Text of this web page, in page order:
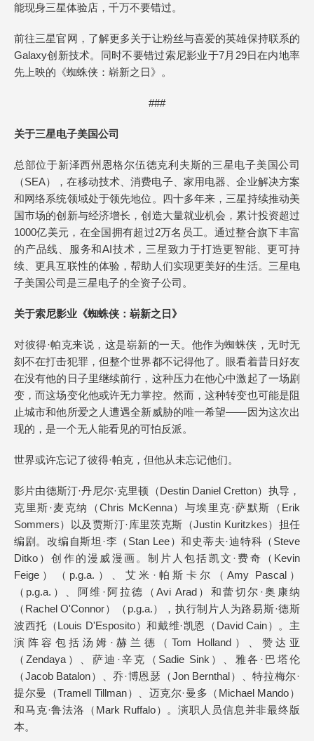
能现身三星体验店，千万不要错过。
前往三星官网，了解更多关于让粉丝与喜爱的英雄保持联系的
Galaxy创新技术。同时不要错过索尼影业于7月29日在内地率
先上映的《蜘蛛侠：崭新之日》。
###
关于三星电子美国公司
总部位于新泽西州恩格尔伍德克利夫斯的三星电子美国公司
（SEA），在移动技术、消费电子、家用电器、企业解决方案
和网络系统领域处于领先地位。四十多年来，三星持续推动美
国市场的创新与经济增长，创造大量就业机会，累计投资超过
1000亿美元，在全国拥有超过2万名员工。通过整合旗下丰富
的产品线、服务和AI技术，三星致力于打造更智能、更可持
续、更具互联性的体验，帮助人们实现更美好的生活。三星电
子美国公司是三星电子的全资子公司。
关于索尼影业 《蜘蛛侠 ： 崭新之日 》
对彼得·帕克来说，这是崭新的一天。他作为蜘蛛侠，无时无
刻不在打击犯罪，但整个世界都不记得他了。眼看着昔日好友
在没有他的日子里继续前行，这种压力在他心中激起了一场剧
变，而这场变化他或许无力掌控。然而，这种转变也可能是阻
止城市和他所爱之人遭遇全新威胁的唯一希望——因为这次出
现的，是一个无人能看见的可怕反派。
世界或许忘记了彼得·帕克，但他从未忘记他们。
影片由德斯汀·丹尼尔·克里顿（Destin Daniel Cretton）执导，
克里斯·麦克纳（Chris McKenna）与埃里克·萨默斯（Erik
Sommers）以及贾斯汀·库里茨克斯（Justin Kuritzkes）担任
编剧。改编自斯坦·李（Stan Lee）和史蒂夫·迪特科（Steve
Ditko）创作的漫威漫画。制片人包括凯文·费奇（Kevin
Feige）（p.g.a.）、艾米·帕斯卡尔（Amy Pascal）
（p.g.a.）、阿维·阿拉德（Avi Arad）和蕾切尔·奥康纳
（Rachel O'Connor）（p.g.a.），执行制片人为路易斯·德斯
波西托（Louis D'Esposito）和戴维·凯恩（David Cain）。主
演阵容包括汤姆·赫兰德（Tom Holland）、赞达亚
（Zendaya）、萨迪·辛克（Sadie Sink）、雅各·巴塔伦
（Jacob Batalon）、乔·博恩瑟（Jon Bernthal）、特拉梅尔·
提尔曼（Tramell Tillman）、迈克尔·曼多（Michael Mando）
和马克·鲁法洛（Mark Ruffalo）。演职人员信息并非最终版
本。